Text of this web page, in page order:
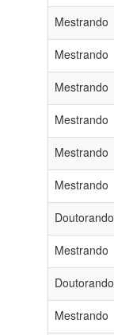
Mestrando
Mestrando
Mestrando
Mestrando
Mestrando
Mestrando
Doutorando
Mestrando
Doutorando
Mestrando